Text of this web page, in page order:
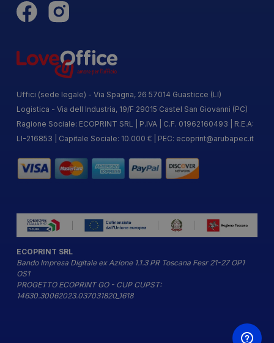
Uffici (sede legale) - Via Spagna, 26 57014 Guasticce (LI)
Logistica - Via dell Industria, 19/F 29015 Castel San Giovanni (PC)
Ragione Sociale: ECOPRINT SRL | P.IVA | C.F. 01962160493 | R.E.A:
LI-216853 | Capitale Sociale: 10.000 € | PEC: ecoprint@arubapec.it
ECOPRINT SRL
Bando Impresa Digitale ex Azione 1.1.3 PR Toscana Fesr 21-27 OP1
OS1
PROGETTO ECOPRINT GO - CUP CUPST:
14630.30062023.037031820_1618